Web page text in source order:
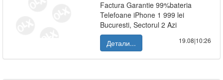
Factura Garantie 99%bateria
Telefoane iPhone 1 999 lei
Bucuresti, Sectorul 2 Azi
Детали...
19.08|10:26